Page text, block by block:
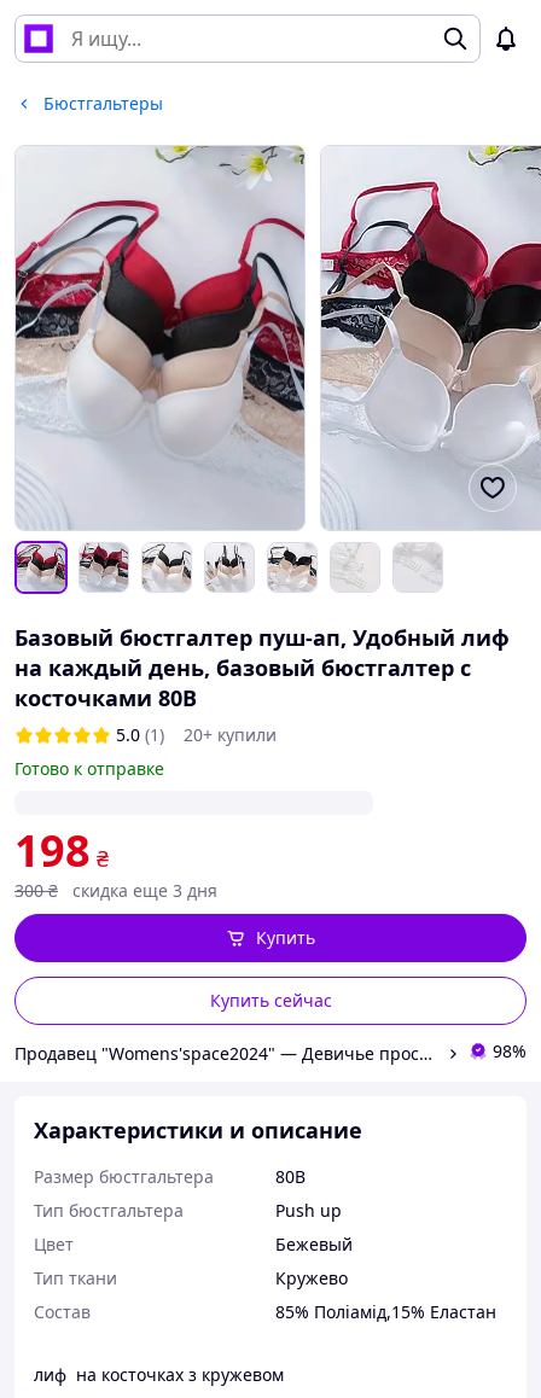
Бюстгальтеры
Базовый бюстгалтер пуш-ап, Удобный лиф
на каждый день, базовый бюстгалтер с
косточками 80В
5.0 (1)
20+ купили
Готово к отправке
198 ₴
300 ₴ скидка еще 3 дня
Купить сейчас
Купить
Продавец "Womens'space2024" — Девичье пространство: одежда и товары для дома 98%
Характеристики и описание
Размер бюстгальтера
80B
Тип бюстгальтера
Push up
Цвет
Бежевый
Тип ткани
Кружево
Состав
85% Поліамід,15% Еластан
лиф на косточках з кружевом